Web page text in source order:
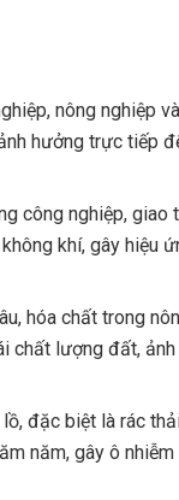
nông nghiệp
hưởng trực tiếp
công nghiệp, giao
khí, gây hiệu
hóa chất trong
chất lượng đất,
đặc biệt là rác
năm, gây ô